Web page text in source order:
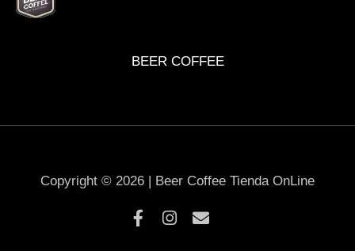
BEER COFFEE
Copyright © 2026 | Beer Coffee Tienda OnLine